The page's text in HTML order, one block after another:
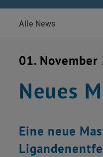
Alle News
01. November
Neues
Eine neue